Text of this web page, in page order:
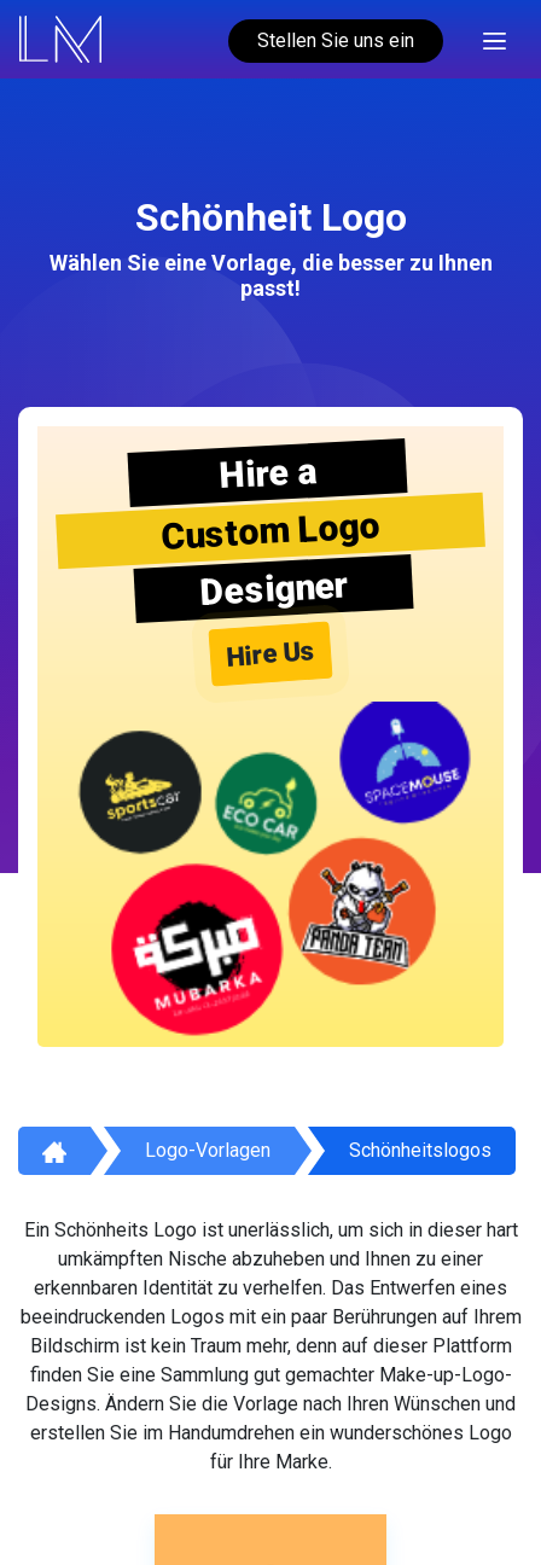
Stellen Sie uns ein
Schönheit Logo
Wählen Sie eine Vorlage, die besser zu Ihnen
passt!
Hire a
Custom Logo
Designer
Hire Us
Logo-Vorlagen Schönheitslogos
Ein Schönheits Logo ist unerlässlich, um sich in dieser hart
umkämpften Nische abzuheben und Ihnen zu einer
erkennbaren Identität zu verhelfen. Das Entwerfen eines
beeindruckenden Logos mit ein paar Berührungen auf Ihrem
Bildschirm ist kein Traum mehr, denn auf dieser Plattform
finden Sie eine Sammlung gut gemachter Make-up-Logo-
Designs. Ändern Sie die Vorlage nach Ihren Wünschen und
erstellen Sie im Handumdrehen ein wunderschönes Logo
für Ihre Marke.